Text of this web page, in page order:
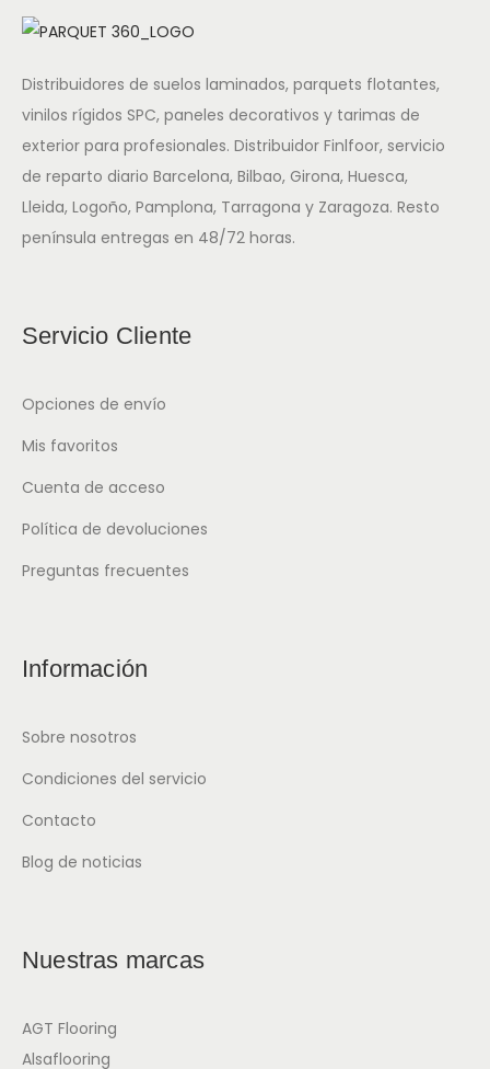
Distribuidores de suelos laminados, parquets flotantes,
vinilos rígidos SPC, paneles decorativos y tarimas de
exterior para profesionales. Distribuidor Finlfoor, servicio
de reparto diario Barcelona, Bilbao, Girona, Huesca,
Lleida, Logoño, Pamplona, Tarragona y Zaragoza. Resto
península entregas en 48/72 horas.
Servicio Cliente
Opciones de envío
Mis favoritos
Cuenta de acceso
Política de devoluciones
Preguntas frecuentes
Información
Sobre nosotros
Condiciones del servicio
Contacto
Blog de noticias
Nuestras marcas
AGT Flooring
Alsaflooring